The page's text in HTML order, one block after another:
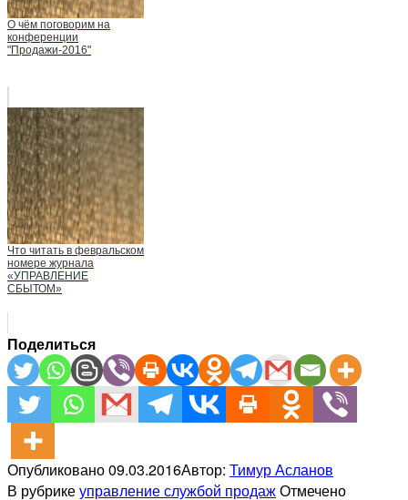
О чём поговорим на
конференции
"Продажи-2016"
Что читать в февральском
номере журнала
«УПРАВЛЕНИЕ
СБЫТОМ»
Поделиться
Опубликовано09.03.2016Автор: Тимур Асланов
В рубрикеуправление службой продажОтмечено